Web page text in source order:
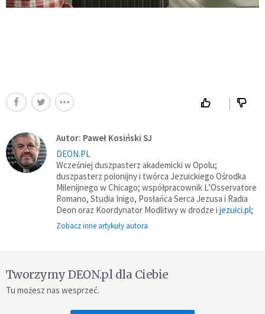
Autor: Paweł Kosiński SJ
DEON.PL
Wcześniej duszpasterz akademicki w Opolu;
duszpasterz polonijny i twórca Jezuickiego Ośrodka
Milenijnego w Chicago; współpracownik L’Osservatore
Romano, Studia Inigo, Posłańca Serca Jezusa i Radia
Deon oraz Koordynator Modlitwy w drodze i jezuici.pl;
Zobacz inne artykuły autora
Tworzymy DEON.pl dla Ciebie
Tu możesz nas wesprzeć.